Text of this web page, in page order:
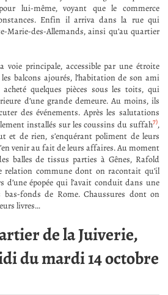
lui-même, voyant que le commerce
Enfin il arriva dans la rue qui
Marie-des-Allemands, ainsi qu’au quartier
voie principale, accessible par une étroite
balcons ajourés, l’habitation de son ami
quelques pièces sous les toits, qui
d’une grande demeure. Au moins, ils
des événements. Après les salutations
installés sur les coussins du suffah7),
et de rien, s’enquérant poliment de leurs
venir au fait de leurs affaires. Au moment
balles de tissus parties à Gênes, Rafold
relation commune dont on racontait qu’il
d’une épopée qui l’avait conduit dans une
fonds de Rome. Chaussures dont on
livres…
de la Juiverie,
du mardi 14 octobre